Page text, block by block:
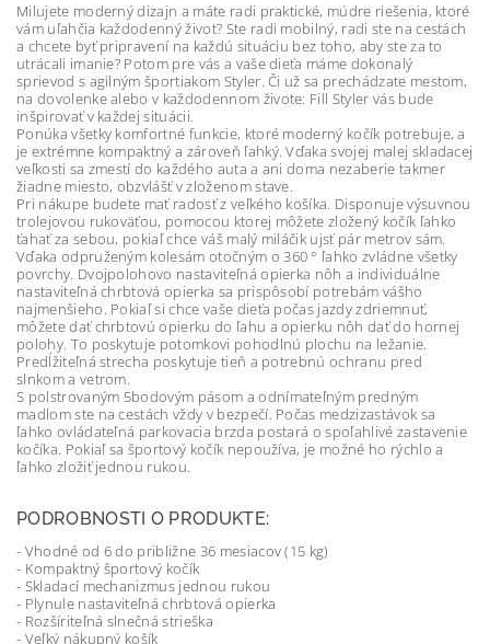
Milujete moderný dizajn a máte radi praktické, múdre riešenia, ktoré
vám uľahčia každodenný život? Ste radi mobilný, radi ste na cestách
a chcete byť pripravení na každú situáciu bez toho, aby ste za to
utrácali imanie? Potom pre vás a vaše dieťa máme dokonalý
sprievod s agilným športiakom Styler. Či už sa prechádzate mestom,
na dovolenke alebo v každodennom živote: Fill Styler vás bude
inšpirovať v každej situácii.
Ponúka všetky komfortné funkcie, ktoré moderný kočík potrebuje, a
je extrémne kompaktný a zároveň ľahký. Vďaka svojej malej skladacej
veľkosti sa zmestí do každého auta a ani doma nezaberie takmer
žiadne miesto, obzvlášť v zloženom stave.
Pri nákupe budete mať radosť z veľkého košíka. Disponuje výsuvnou
trolejovou rukoväťou, pomocou ktorej môžete zložený kočík ľahko
ťahať za sebou, pokiaľ chce váš malý miláčik ujsť pár metrov sám.
Vďaka odpruženým kolesám otočným o 360 ° ľahko zvládne všetky
povrchy. Dvojpolohovo nastaviteľná opierka nôh a individuálne
nastaviteľná chrbtová opierka sa prispôsobí potrebám vášho
najmenšieho. Pokiaľ si chce vaše dieťa počas jazdy zdriemnuť,
môžete dať chrbtovú opierku do ľahu a opierku nôh dať do hornej
polohy. To poskytuje potomkovi pohodlnú plochu na ležanie.
Predĺžiteľná strecha poskytuje tieň a potrebnú ochranu pred
slnkom a vetrom.
S polstrovaným 5bodovým pásom a odnímateľným predným
madlom ste na cestách vždy v bezpečí. Počas medzizastávok sa
ľahko ovládateľná parkovacia brzda postará o spoľahlivé zastavenie
kočíka. Pokiaľ sa športový kočík nepoužíva, je možné ho rýchlo a
ľahko zložiť jednou rukou.
PODROBNOSTI O PRODUKTE:
- Vhodné od 6 do približne 36 mesiacov (15 kg)
- Kompaktný športový kočík
- Skladací mechanizmus jednou rukou
- Plynule nastaviteľná chrbtová opierka
- Rozšíriteľná slnečná strieška
- Veľký nákupný košík